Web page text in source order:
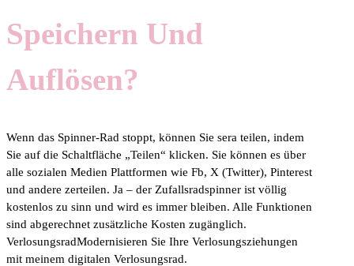
Speichern Und
Auflösen?
Wenn das Spinner-Rad stoppt, können Sie sera teilen, indem
Sie auf die Schaltfläche „Teilen“ klicken. Sie können es über
alle sozialen Medien Plattformen wie Fb, X (Twitter), Pinterest
und andere zerteilen. Ja – der Zufallsradspinner ist völlig
kostenlos zu sinn und wird es immer bleiben. Alle Funktionen
sind abgerechnet zusätzliche Kosten zugänglich.
VerlosungsradModernisieren Sie Ihre Verlosungsziehungen
mit meinem digitalen Verlosungsrad.